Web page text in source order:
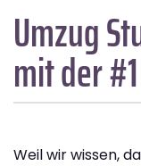
Umzug
mit der
Weil wir wissen,